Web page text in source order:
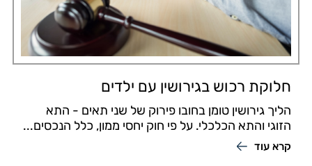
חלוקת רכוש בגירושין עם ילדים
הליך גירושין טומן בחובו פירוק של שני תאים - התא
הזוגי והתא הכלכלי. על פי חוק יחסי ממון, כלל הנכסים...
קרא עוד